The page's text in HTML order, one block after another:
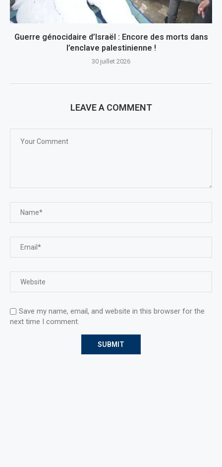
Guerre génocidaire d’Israël : Encore des morts dans
l’enclave palestinienne !
30 juillet 2026
LEAVE A COMMENT
Save my name, email, and website in this browser for the
next time I comment.